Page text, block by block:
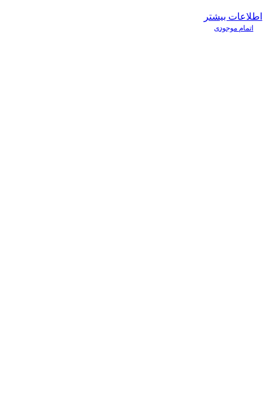
اطلاعات بیشتر
اتمام موجودی